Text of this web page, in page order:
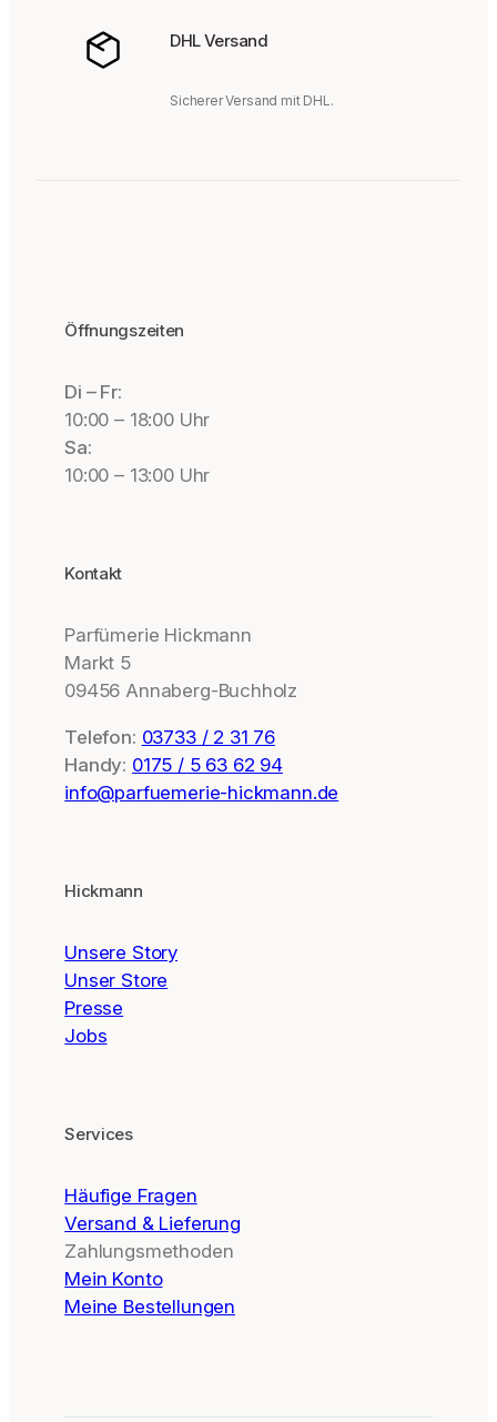
DHL Versand
Sicherer Versand mit DHL.
Öffnungszeiten
Di – Fr:
10:00 – 18:00 Uhr
Sa:
10:00 – 13:00 Uhr
Kontakt
Parfümerie Hickmann
Markt 5
09456 Annaberg-Buchholz
Telefon: 03733 / 2 31 76
Handy: 0175 / 5 63 62 94
info@parfuemerie-hickmann.de
Hickmann
Unsere Story
Unser Store
Presse
Jobs
Services
Häufige Fragen
Versand & Lieferung
Zahlungsmethoden
Mein Konto
Meine Bestellungen